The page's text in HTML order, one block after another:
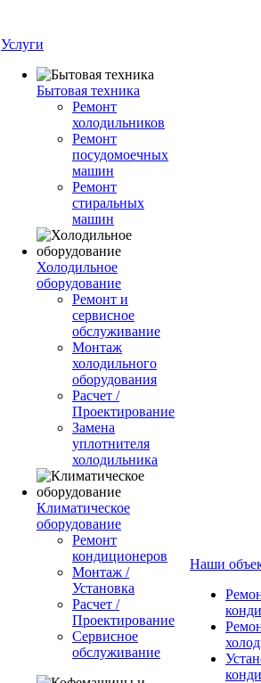
Услуги
Бытовая техника
Ремонт
холодильников
Ремонт
посудомоечных
машин
Ремонт
стиральных
машин
Холодильное
оборудование
Ремонт и
сервисное
обслуживание
Монтаж
холодильного
оборудования
Расчет /
Проектирование
Замена
уплотнителя
холодильника
Климатическое
оборудование
Ремонт
кондиционеров
Монтаж /
Установка
Расчет /
Проектирование
Сервисное
обслуживание
Наши